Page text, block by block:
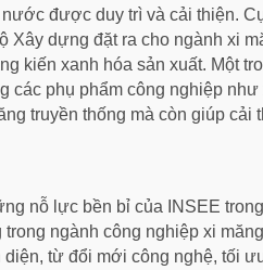
được duy trì và cải thiện.
dựng đặt ra cho ngành xi
kiến xanh hóa sản xuất. Một
các phụ phẩm công nghiệp
truyền thống mà còn giúp cải
nỗ lực bền bỉ của INSEE
ngành công nghiệp xi
từ đổi mới công nghệ, tối